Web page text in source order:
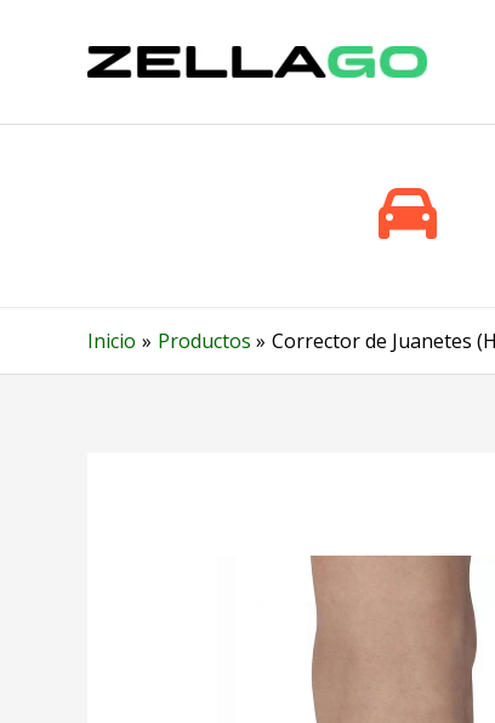
contenido
Inicio Productos Corrector de Juanetes